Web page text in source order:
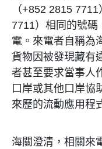
（+852 2815 7711
7711）相同的號碼
電。來電者自稱為
貨物因被發現藏有
者甚至要求當事人
口岸或其他口岸協
來歷的流動應用程
海關澄清，相關來